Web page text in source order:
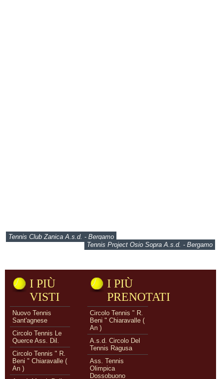
Tennis Club Zanica A.s.d. - Bergamo
Tennis Project Osio Sopra A.s.d. - Bergamo
I PIÙ
VISTI
Nuovo Tennis
Sant'agnese
Circolo Tennis Le
Querce Ass. Dil.
Circolo Tennis " R.
Beni " Chiaravalle (
An )
I PIÙ
PRENOTATI
Circolo Tennis " R.
Beni " Chiaravalle (
An )
A.s.d. Circolo Del
Tennis Ragusa
Ass. Tennis
Olimpica
Dossobuono